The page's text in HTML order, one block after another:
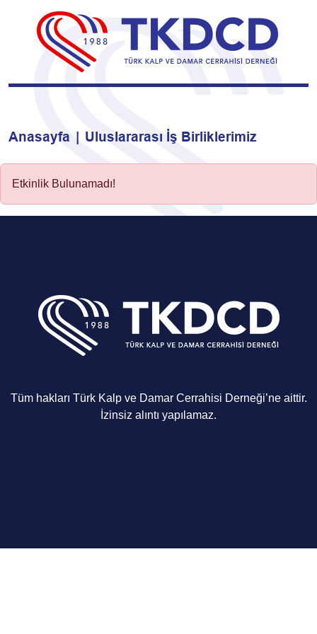
Anasayfa Uluslararası İş Birliklerimiz
Etkinlik Bulunamadı!
Tüm hakları Türk Kalp ve Damar Cerrahisi Derneği’ne aittir.
İzinsiz alıntı yapılamaz.